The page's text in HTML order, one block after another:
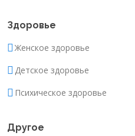
Здоровье
Женское здоровье
Детское здоровье
Психическое здоровье
Другое